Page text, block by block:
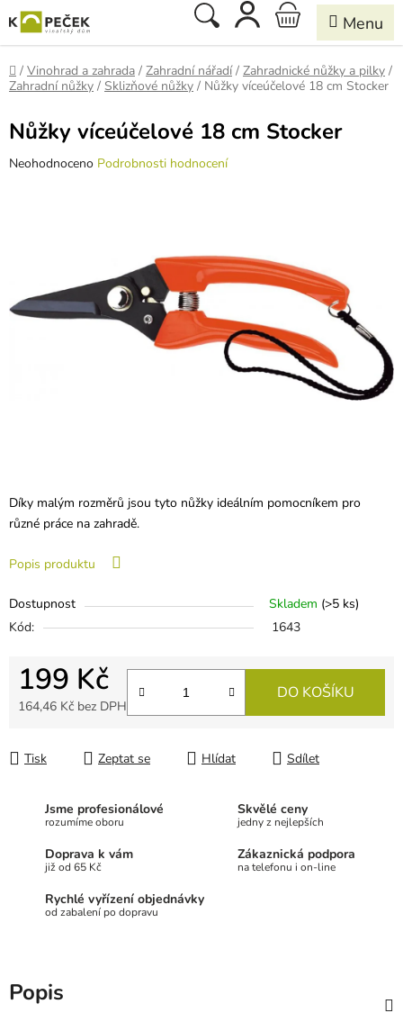
na
obsah
Hledat
NÁKUPNÍ
KOŠÍK
Domů
/ Vinohrad a zahrada / Zahradní nářadí / Zahradnické nůžky a pilky /
Zahradní nůžky / Sklizňové nůžky / Nůžky víceúčelové 18 cm Stocker
Díky malým rozměrů jsou tyto nůžky ideálním pomocníkem pro
různé práce na zahradě.
Popis produktu
Dostupnost Skladem (>5 ks)
Kód:
1643
199 Kč
164,46 Kč bez DPH
DO KOŠÍKU
Tisk Zeptat se Hlídat Sdílet
Nůžky víceúčelové 18 cm Stocker
Průměrné
hvězdiček.
Neohodnoceno Podrobnosti hodnocení
Jsme profesionálové
rozumíme oboru
Skvělé ceny
jedny z nejlepších
Doprava k vám
již od 65 Kč
Zákaznická podpora
na telefonu i on-line
Rychlé vyřízení objednávky
od zabalení po dopravu
Popis